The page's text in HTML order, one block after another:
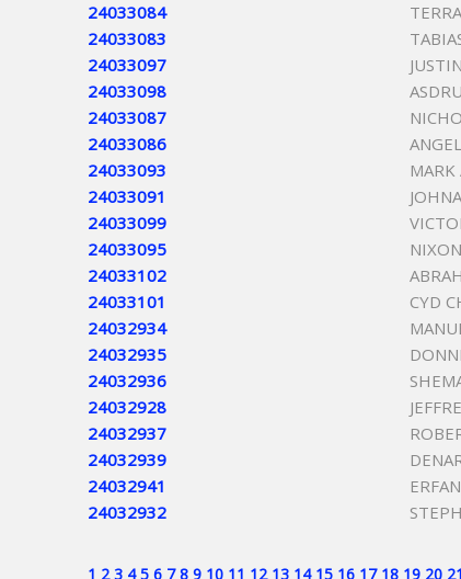
24033084
24033083
24033097
24033098
24033087
24033086
24033093
MARK
24033091
24033099
24033095
24033102
24033101
CYD
24032934
24032935
24032936
24032928
24032937
24032939
24032941
24032932
1 2 3 4 5 6 7 8 9 10 11 12 13 14 15 16 17 18 19 20 21